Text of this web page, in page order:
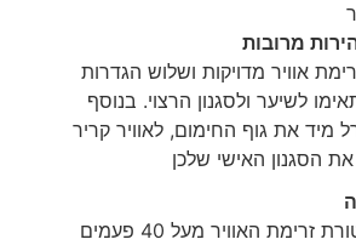
מרובות
אוויר מדויקות ושלוש הגדרות
לשיער ולסגנון הרצוי. בנוסף
מיד את גוף החימום, לאוויר קריר
הסגנון האישי שלכן
מודד את טמפרטורת זרימת האוויר מעל 40 פעמים